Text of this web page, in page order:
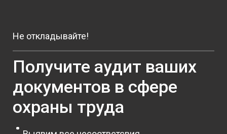
Не откладывайте!
Получите аудит ваших
документов в сфере
охраны труда